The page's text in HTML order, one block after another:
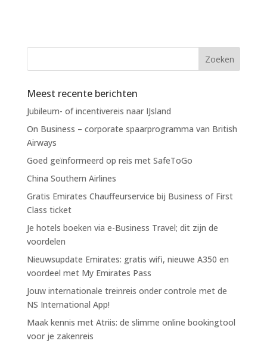
Meest recente berichten
Jubileum- of incentivereis naar IJsland
On Business – corporate spaarprogramma van British
Airways
Goed geïnformeerd op reis met SafeToGo
China Southern Airlines
Gratis Emirates Chauffeurservice bij Business of First
Class ticket
Je hotels boeken via e-Business Travel; dit zijn de
voordelen
Nieuwsupdate Emirates: gratis wifi, nieuwe A350 en
voordeel met My Emirates Pass
Jouw internationale treinreis onder controle met de
NS International App!
Maak kennis met Atriis: de slimme online bookingtool
voor je zakenreis